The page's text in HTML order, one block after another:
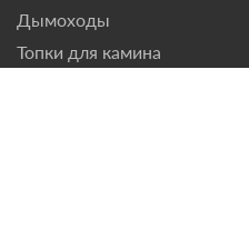
Дымоходы
Топки для камина